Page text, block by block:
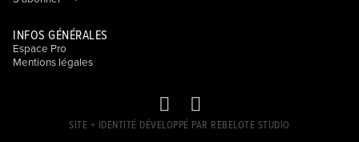
INFOS GÉNÉRALES
Espace Pro
Mentions légales
SITE + IDENTITÉ DÉVELOPPÉ PAR REBELOTE STUDIO